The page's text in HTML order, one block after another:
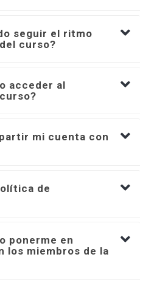
seguir el ritmo
curso?
acceder al
mi cuenta con
de
ponerme en
los miembros de la